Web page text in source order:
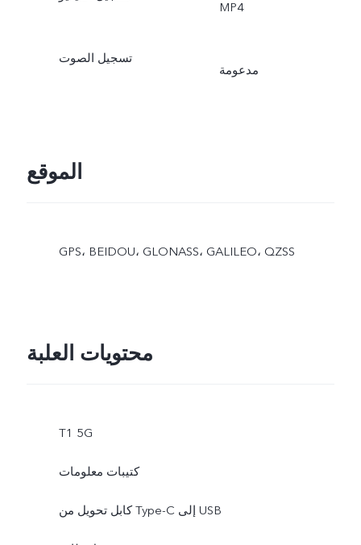
‎MP4
تسجيل الصوت
مدعومة
الموقع
GPS، BEIDOU، GLONASS، GALILEO، QZSS
محتويات العلبة
T1 5G
كتيبات معلومات
كابل تحويل من Type-C إلى USB